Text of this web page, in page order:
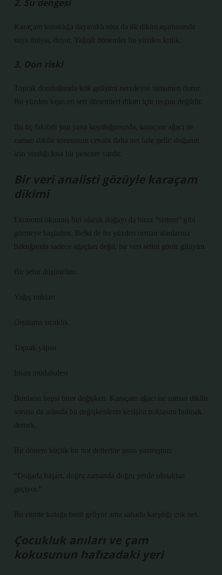
2. Su dengesi
Karaçam kuraklığa dayanıklı olsa da ilk dikim aşamasında
suya ihtiyaç duyar. Yağışlı dönemler bu yüzden kritik.
3. Don riski
Toprak donduğunda kök gelişimi neredeyse tamamen durur.
Bu yüzden kışın en sert dönemleri dikim için uygun değildir.
Bu üç faktörü yan yana koyduğunuzda, karaçam ağacı ne
zaman dikilir sorusunun cevabı daha net hale gelir: doğanın
izin verdiği kısa bir pencere vardır.
Bir veri analisti gözüyle karaçam
dikimi
Ekonomi okumuş biri olarak doğayı da biraz “sistem” gibi
görmeye başladım. Belki de bu yüzden orman alanlarına
baktığımda sadece ağaçları değil, bir veri setini görür gibiyim.
Bir şehir düşünelim:
Yağış miktarı
Ortalama sıcaklık
Toprak yapısı
İnsan müdahalesi
Bunların hepsi birer değişken. Karaçam ağacı ne zaman dikilir
sorusu da aslında bu değişkenlerin kesişim noktasını bulmak
demek.
Bir dönem küçük bir not defterine şunu yazmıştım:
“Doğada başarı, doğru zamanda doğru yerde olmaktan
geçiyor.”
Bu cümle kulağa basit geliyor ama sahada karşılığı çok net.
Çocukluk anıları ve çam
kokusunun hafızadaki yeri